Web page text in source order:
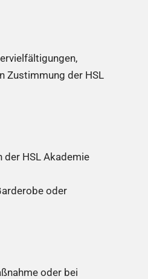
Zustimmung der HSL
HSL Akademie
oder
oder bei